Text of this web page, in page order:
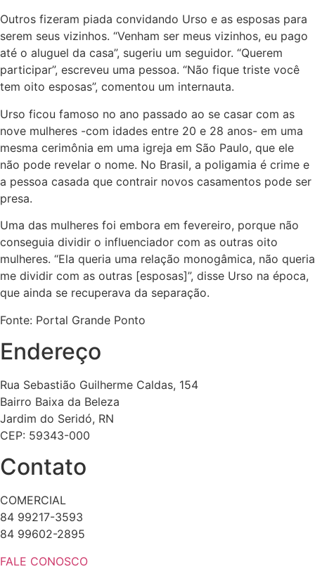
Outros fizeram piada convidando Urso e as esposas para
serem seus vizinhos. “Venham ser meus vizinhos, eu pago
até o aluguel da casa”, sugeriu um seguidor. “Querem
participar”, escreveu uma pessoa. “Não fique triste você
tem oito esposas”, comentou um internauta.
Urso ficou famoso no ano passado ao se casar com as
nove mulheres -com idades entre 20 e 28 anos- em uma
mesma cerimônia em uma igreja em São Paulo, que ele
não pode revelar o nome. No Brasil, a poligamia é crime e
a pessoa casada que contrair novos casamentos pode ser
presa.
Uma das mulheres foi embora em fevereiro, porque não
conseguia dividir o influenciador com as outras oito
mulheres. “Ela queria uma relação monogâmica, não queria
me dividir com as outras [esposas]”, disse Urso na época,
que ainda se recuperava da separação.
Fonte: Portal Grande Ponto
Endereço
Rua Sebastião Guilherme Caldas, 154
Bairro Baixa da Beleza
Jardim do Seridó, RN
CEP: 59343-000
Contato
COMERCIAL
84 99217-3593
84 99602-2895
FALE CONOSCO